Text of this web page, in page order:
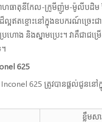
ហធាតុនីកែល-ក្រូមីញ៉ូម-ម៉ូលីបដិម
ល្អឥតខ្ចោះនៅក្នុងឧបករណ៍ច្រេះជ
ហោង និងស្នាមប្រេះ។ វាគឺជាជម្
625
625 ត្រូវបានផ្តល់ជូននៅក្
ខ្លឹមសា